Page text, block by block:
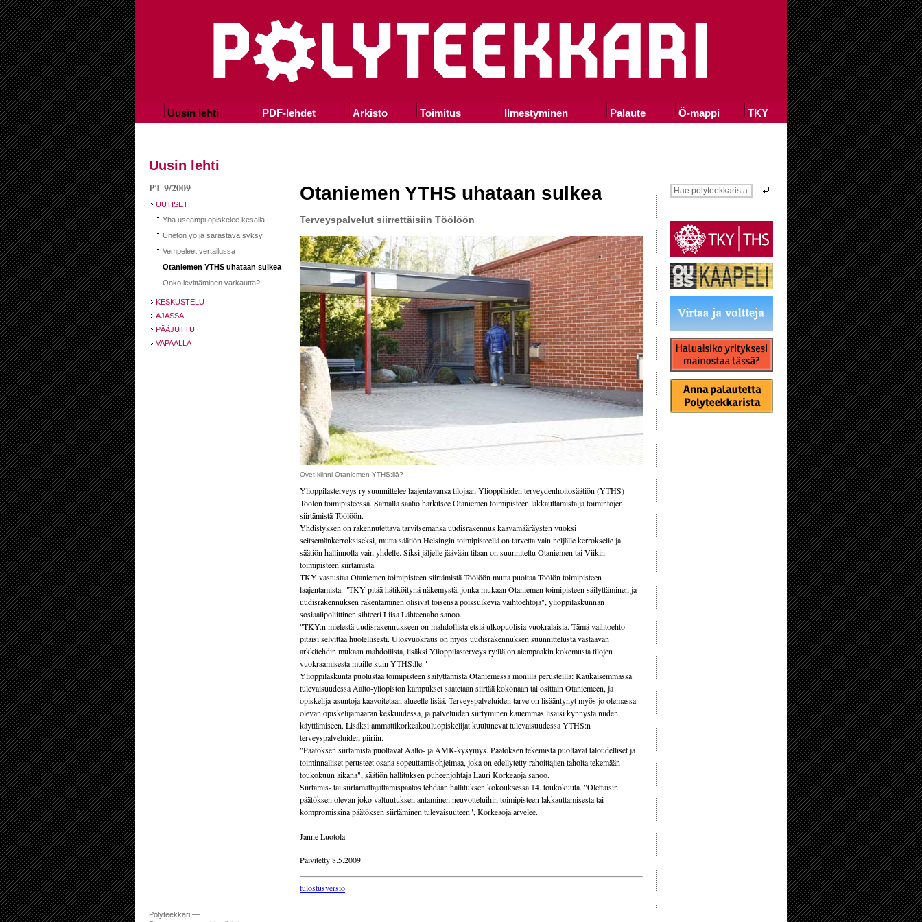
Uusin lehti PDF-lehdet Arkisto Toimitus Ilmestyminen Palaute Ö-mappi TKY
Uusin lehti
PT 9/2009
UUTISET
Yhä useampi opiskelee kesällä
Uneton yö ja sarastava syksy
Vempeleet vertailussa
Otaniemen YTHS uhataan sulkea
Onko levittäminen varkautta?
KESKUSTELU
AJASSA
PÄÄJUTTU
VAPAALLA
Otaniemen YTHS uhataan sulkea
Terveyspalvelut siirrettäisiin Töölöön
Ovet kiinni Otaniemen YTHS:llä?
Ylioppilasterveys ry suunnittelee laajentavansa tilojaan Ylioppilaiden terveydenhoitosäätiön (YTHS)
Töölön toimipisteessä. Samalla säätiö harkitsee Otaniemen toimipisteen lakkauttamista ja toimintojen
siirtämistä Töölöön.
Yhdistyksen on rakennutettava tarvitsemansa uudisrakennus kaavamääräysten vuoksi
seitsemänkerroksiseksi, mutta säätiön Helsingin toimipisteellä on tarvetta vain neljälle kerrokselle ja
säätiön hallinnolla vain yhdelle. Siksi jäljelle jäävään tilaan on suunniteltu Otaniemen tai Viikin
toimipisteen siirtämistä.
TKY vastustaa Otaniemen toimipisteen siirtämistä Töölöön mutta puoltaa Töölön toimipisteen
laajentamista. "TKY pitää hätiköitynä näkemystä, jonka mukaan Otaniemen toimipisteen säilyttäminen ja
uudisrakennuksen rakentaminen olisivat toisensa poissulkevia vaihtoehtoja", ylioppilaskunnan
sosiaalipoliittinen sihteeri Liisa Lähteenaho sanoo.
"TKY:n mielestä uudisrakennukseen on mahdollista etsiä ulkopuolisia vuokralaisia. Tämä vaihtoehto
pitäisi selvittää huolellisesti. Ulosvuokraus on myös uudisrakennuksen suunnittelusta vastaavan
arkkitehdin mukaan mahdollista, lisäksi Ylioppilasterveys ry:llä on aiempaakin kokemusta tilojen
vuokraamisesta muille kuin YTHS:lle."
Ylioppilaskunta puolustaa toimipisteen säilyttämistä Otaniemessä monilla perusteilla: Kaukaisemmassa
tulevaisuudessa Aalto-yliopiston kampukset saatetaan siirtää kokonaan tai osittain Otaniemeen, ja
opiskelija-asuntoja kaavoitetaan alueelle lisää. Terveyspalveluiden tarve on lisääntynyt myös jo olemassa
olevan opiskelijamäärän keskuudessa, ja palveluiden siirtyminen kauemmas lisäisi kynnystä niiden
käyttämiseen. Lisäksi ammattikorkeakouluopiskelijat kuulunevat tulevaisuudessa YTHS:n
terveyspalveluiden piiriin.
"Päätöksen siirtämistä puoltavat Aalto- ja AMK-kysymys. Päätöksen tekemistä puoltavat taloudelliset ja
toiminnalliset perusteet osana sopeuttamisohjelmaa, joka on edellytetty rahoittajien taholta tekemään
toukokuun aikana", säätiön hallituksen puheenjohtaja Lauri Korkeaoja sanoo.
Siirtämis- tai siirtämättäjättämispäätös tehdään hallituksen kokouksessa 14. toukokuuta. "Olettaisin
päätöksen olevan joko valtuutuksen antaminen neuvotteluihin toimipisteen lakkauttamisesta tai
kompromissina päätöksen siirtäminen tulevaisuuteen", Korkeaoja arvelee.
Janne Luotola
Päivitetty 8.5.2009
tulostusversio
Polyteekkari —